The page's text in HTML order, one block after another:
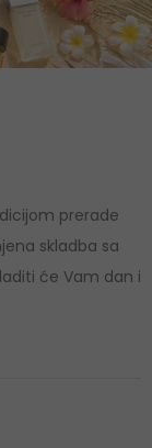
prerade
skladba sa
će Vam dan i